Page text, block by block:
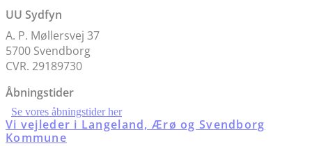
UU Sydfyn
A. P. Møllersvej 37
5700 Svendborg
CVR. 29189730
Åbningstider
Se vores åbningstider her
Vi vejleder i Langeland, Ærø og Svendborg
Kommune